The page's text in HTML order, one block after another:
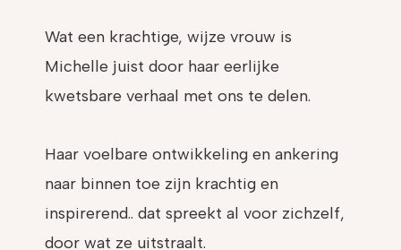
Wat een krachtige, wijze vrouw is
Michelle juist door haar eerlijke
kwetsbare verhaal met ons te delen.
Haar voelbare ontwikkeling en ankering
naar binnen toe zijn krachtig en
inspirerend.. dat spreekt al voor zichzelf,
door wat ze uitstraalt.